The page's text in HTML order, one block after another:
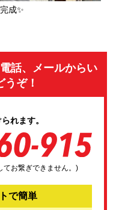
成✨
話、メールからい
ぞ！
れます。
てお繋ぎできません。)
で簡単